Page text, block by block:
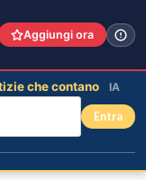
Aggiungi ora
che contano IA
Entra